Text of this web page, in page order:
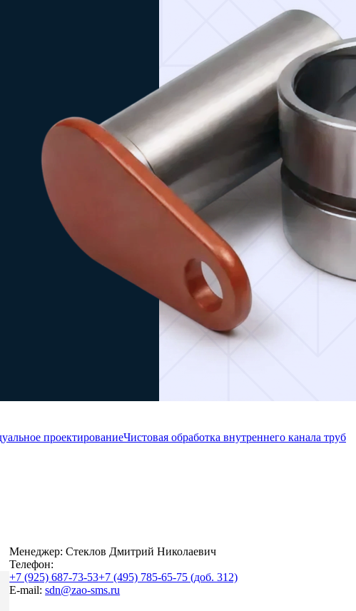
проектированиеЧистовая обработка внутреннего канала труб
Менеджер:Стеклов Дмитрий Николаевич
Телефон:
+7 (925) 687-73-53+7 (495) 785-65-75 (доб. 312)
E-mail:sdn@zao-sms.ru